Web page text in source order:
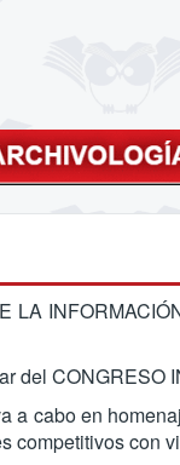
LA
del
a cabo en
competitivos con